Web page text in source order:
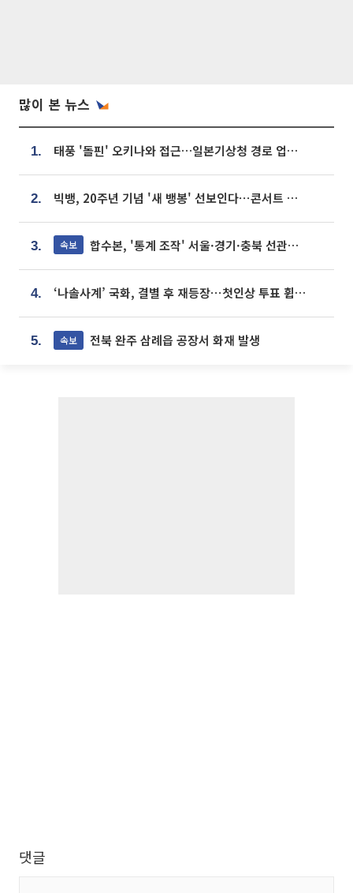
많이 본 뉴스
1. 태풍 '돌핀' 오키나와 접근…일본기상청 경로 업데이트
2. 빅뱅, 20주년 기념 '새 뱅봉' 선보인다⋯콘서트 앞두고 팝업 개최
3. 속보 합수본, '통계 조작' 서울·경기·충북 선관위 등 추가 압수수색
4. ‘나솔사계’ 국화, 결별 후 재등장⋯첫인상 투표 휩쓸고 ‘인기녀’ 등극
5. 속보 전북 완주 삼례읍 공장서 화재 발생
댓글